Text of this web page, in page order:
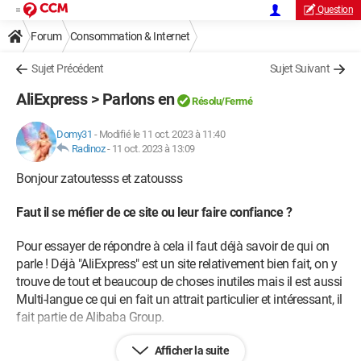
Question
Forum Consommation & Internet
Sujet Précédent Sujet Suivant
AliExpress > Parlons en Résolu/Fermé
Domy31 - Modifié le 11 oct. 2023 à 11:40
Radinoz- 11 oct. 2023 à 13:09
Bonjour zatoutesss et zatousss
Faut il se méfier de ce site ou leur faire confiance ?
Pour essayer de répondre à cela il faut déjà savoir de qui on
parle ! Déjà "AliExpress" est un site relativement bien fait, on y
trouve de tout et beaucoup de choses inutiles mais il est aussi
Multi-langue ce qui en fait un attrait particulier et intéressant, il
fait partie de Alibaba Group.
Alibaba Group Websitec’est : AliExpress, Alimama, Alipay,
Afficher la suite